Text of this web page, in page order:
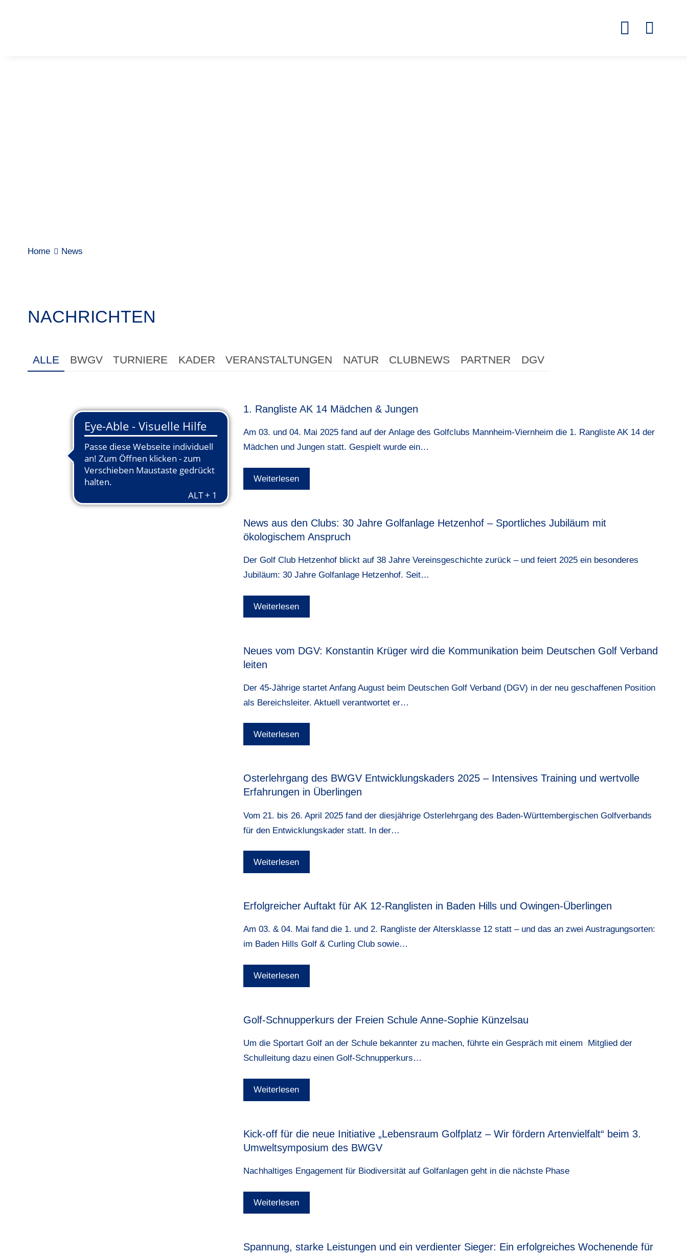
Home News
NACHRICHTEN
ALLE BWGV TURNIERE KADER VERANSTALTUNGEN NATUR CLUBNEWS PARTNER DGV
1. Rangliste AK 14 Mädchen & Jungen
Am 03. und 04. Mai 2025 fand auf der Anlage des Golfclubs Mannheim-Viernheim die 1. Rangliste AK 14 der
Mädchen und Jungen statt. Gespielt wurde ein…
Weiterlesen
News aus den Clubs: 30 Jahre Golfanlage Hetzenhof – Sportliches Jubiläum mit
ökologischem Anspruch
Der Golf Club Hetzenhof blickt auf 38 Jahre Vereinsgeschichte zurück – und feiert 2025 ein besonderes
Jubiläum: 30 Jahre Golfanlage Hetzenhof. Seit…
Weiterlesen
Neues vom DGV: Konstantin Krüger wird die Kommunikation beim Deutschen Golf Verband
leiten
Der 45-Jährige startet Anfang August beim Deutschen Golf Verband (DGV) in der neu geschaffenen Position
als Bereichsleiter. Aktuell verantwortet er…
Weiterlesen
Osterlehrgang des BWGV Entwicklungskaders 2025 – Intensives Training und wertvolle
Erfahrungen in Überlingen
Vom 21. bis 26. April 2025 fand der diesjährige Osterlehrgang des Baden-Württembergischen Golfverbands
für den Entwicklungskader statt. In der…
Weiterlesen
Erfolgreicher Auftakt für AK 12-Ranglisten in Baden Hills und Owingen-Überlingen
Am 03. & 04. Mai fand die 1. und 2. Rangliste der Altersklasse 12 statt – und das an zwei Austragungsorten:
im Baden Hills Golf & Curling Club sowie…
Weiterlesen
Golf-Schnupperkurs der Freien Schule Anne-Sophie Künzelsau
Um die Sportart Golf an der Schule bekannter zu machen, führte ein Gespräch mit einem Mitglied der
Schulleitung dazu einen Golf-Schnupperkurs…
Weiterlesen
Kick-off für die neue Initiative „Lebensraum Golfplatz – Wir fördern Artenvielfalt“ beim 3.
Umweltsymposium des BWGV
Nachhaltiges Engagement für Biodiversität auf Golfanlagen geht in die nächste Phase
Weiterlesen
Spannung, starke Leistungen und ein verdienter Sieger: Ein erfolgreiches Wochenende für